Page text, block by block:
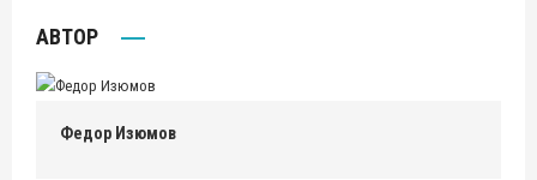
АВТОР
Федор Изюмов